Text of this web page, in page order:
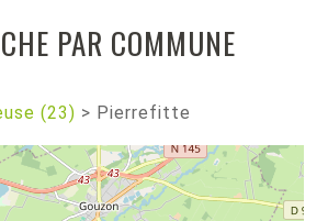
PAR COMMUNE
(23) > Pierrefitte